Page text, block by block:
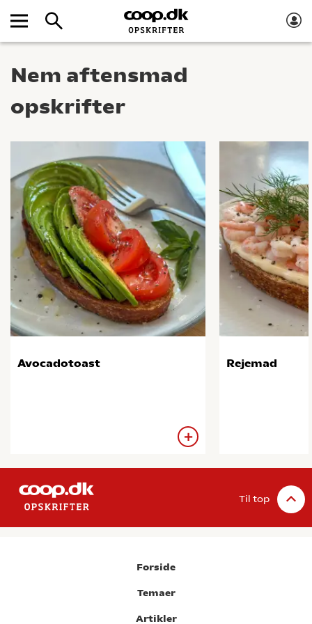
Nem aftensmad
opskrifter
Avocadotoast Rejemad
Til top
Forside
Temaer
Artikler